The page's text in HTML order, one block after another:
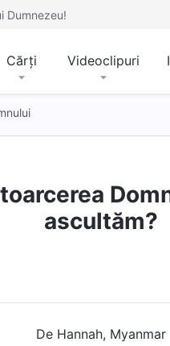
Dumnezeu!
Cărți Videoclipuri
ascultăm?
De Hannah, Myanmar